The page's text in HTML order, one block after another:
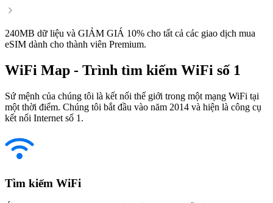
240MB dữ liệu và GIẢM GIÁ 10% cho tất cả các giao dịch mua
eSIM dành cho thành viên Premium.
WiFi Map - Trình tìm kiếm WiFi số 1
Sứ mệnh của chúng tôi là kết nối thế giới trong một mạng WiFi tại
một thời điểm. Chúng tôi bắt đầu vào năm 2014 và hiện là công cụ
kết nối Internet số 1.
Tìm kiếm WiFi